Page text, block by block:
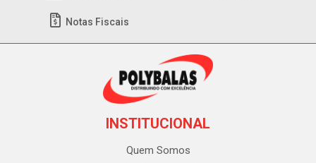
Notas Fiscais
INSTITUCIONAL
Quem Somos